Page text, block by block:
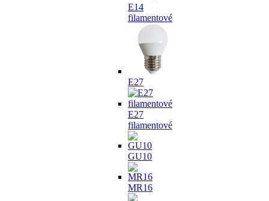
E14
filamentové
E27
E27
filamentové
GU10
MR16